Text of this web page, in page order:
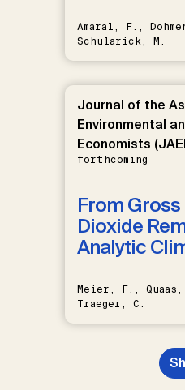
Amaral, F.,
Schularick, M.
Journal of the
Environmental
Economists
forthcoming
From
Dioxide
Analytic
Meier, F.,
Traeger, C.